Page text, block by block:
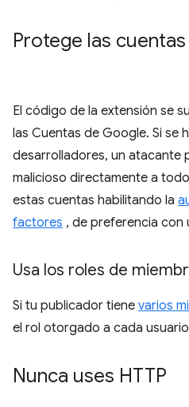
Protege las
El código de la extensión se
las Cuentas de Google. Si se
desarrolladores, un atacante
malicioso directamente a
estas cuentas habilitando la
factores , de preferencia con
Usa los roles de
Si tu publicador tiene varios
el rol otorgado a cada
Nunca uses HTTP